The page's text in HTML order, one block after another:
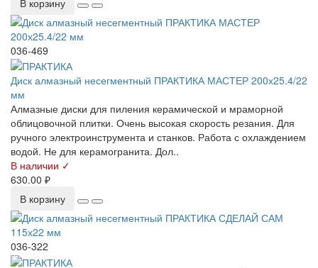
036-469
Диск алмазный несегментный ПРАКТИКА МАСТЕР 200х25.4/22
мм
Алмазные диски для пиления керамической и мраморной
облицовочной плитки. Очень высокая скорость резания. Для
ручного электроинструмента и станков. Работа с охлаждением
водой. Не для керамогранита. Дол..
В наличии ✓
630.00 ₽
В корзину
036-322